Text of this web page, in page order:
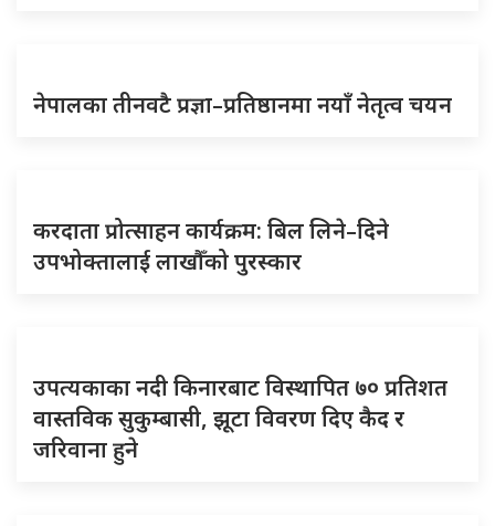
नेपालका तीनवटै प्रज्ञा–प्रतिष्ठानमा नयाँ नेतृत्व चयन
करदाता प्रोत्साहन कार्यक्रम: बिल लिने–दिने
उपभोक्तालाई लाखौँको पुरस्कार
उपत्यकाका नदी किनारबाट विस्थापित ७० प्रतिशत
वास्तविक सुकुम्बासी, झूटा विवरण दिए कैद र
जरिवाना हुने